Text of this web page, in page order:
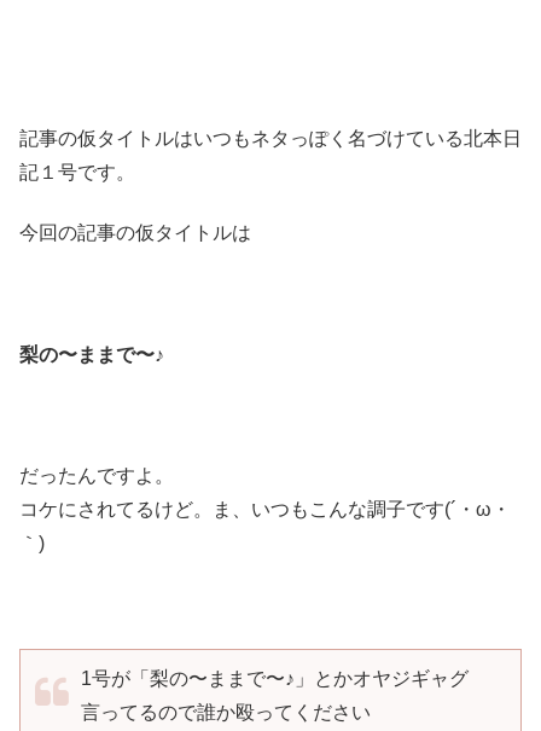
記事の仮タイトルはいつもネタっぽく名づけている北本日
記１号です。
今回の記事の仮タイトルは
梨の〜ままで〜♪
だったんですよ。
コケにされてるけど。ま、いつもこんな調子です(´・ω・
｀)
1号が「梨の〜ままで〜♪」とかオヤジギャグ
言ってるので誰か殴ってください